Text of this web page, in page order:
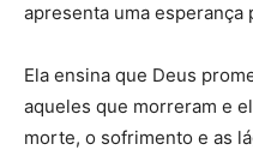
apresenta uma
Ela ensina que Deus
aqueles que morreram e
morte, o sofrimento e as